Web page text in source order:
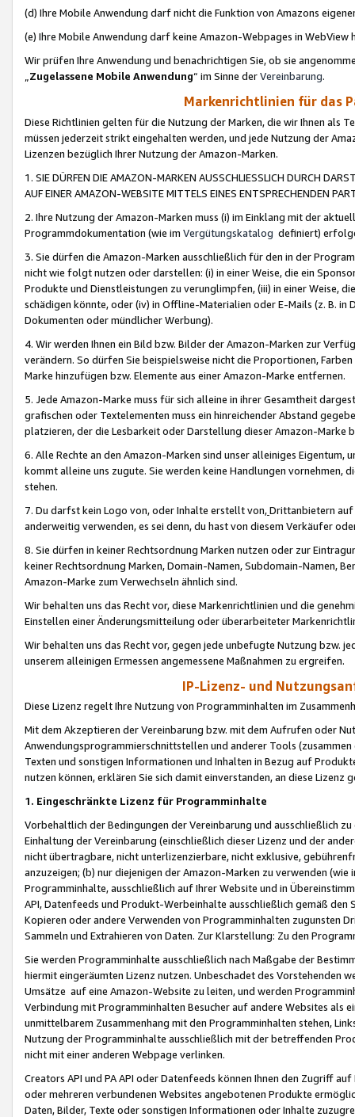
(d) Ihre Mobile Anwendung darf nicht die Funktion von Amazons
(e) Ihre Mobile Anwendung darf keine Amazon-Webpages in WebView
Wir prüfen Ihre Anwendung und benachrichtigen Sie, ob sie
„Zugelassene Mobile Anwendung“ im Sinne derVereinbarung.
Markenrichtlinien für das
Diese Richtlinien gelten für die Nutzung der Marken, die wir Ihnen als
müssen jederzeit strikt eingehalten werden, und jede Nutzung der
Lizenzen bezüglich Ihrer Nutzung der Amazon-Marken.
1. SIE DÜRFEN DIE AMAZON-MARKEN AUSSCHLIESSLICH DURCH
AUF EINER AMAZON-WEBSITE MITTELS EINES ENTSPRECHENDEN
2. Ihre Nutzung der Amazon-Marken muss (i) im Einklang mit der
Programmdokumentation (wie im Vergütungskatalog definiert)
3. Sie dürfen die Amazon-Marken ausschließlich für den in der
nicht wie folgt nutzen oder darstellen: (i) in einer Weise, die ein
Produkte und Dienstleistungen zu verunglimpfen, (iii) in einer Weise,
schädigen könnte, oder (iv) in Offline-Materialien oder E-Mails (z. B. in
Dokumenten oder mündlicher Werbung).
4. Wir werden Ihnen ein Bild bzw. Bilder der Amazon-Marken zur
verändern. So dürfen Sie beispielsweise nicht die Proportionen,
Marke hinzufügen bzw. Elemente aus einer Amazon-Marke entfernen.
5. Jede Amazon-Marke muss für sich alleine in ihrer Gesamtheit
grafischen oder Textelementen muss ein hinreichender Abstand
platzieren, der die Lesbarkeit oder Darstellung dieser Amazon-Marke
6. Alle Rechte an den Amazon-Marken sind unser alleiniges
kommt alleine uns zugute. Sie werden keine Handlungen vornehmen,
stehen.
7. Du darfst kein Logo von, oder Inhalte erstellt von,Drittanbietern auf
anderweitig verwenden, es sei denn, du hast von diesem Verkäufer
8. Sie dürfen in keiner Rechtsordnung Marken nutzen oder zur
keiner Rechtsordnung Marken, Domain-Namen, Subdomain-Namen,
Amazon-Marke zum Verwechseln ähnlich sind.
Wir behalten uns das Recht vor, diese Markenrichtlinien und die
Einstellen einer Änderungsmitteilung oder überarbeiteter
Wir behalten uns das Recht vor, gegen jede unbefugte Nutzung bzw.
unserem alleinigen Ermessen angemessene Maßnahmen zu ergreifen.
IP-Lizenz- und
Diese Lizenz regelt Ihre Nutzung von Programminhalten im
Mit dem Akzeptieren der Vereinbarung bzw. mit dem Aufrufen oder
Anwendungsprogrammierschnittstellen und anderer Tools (zusammen
Texten und sonstigen Informationen und Inhalten in Bezug auf
nutzen können, erklären Sie sich damit einverstanden, an diese Lizenz
1. Eingeschränkte Lizenz für Programminhalte
Vorbehaltlich der Bedingungen der Vereinbarung und ausschließlich
Einhaltung der Vereinbarung (einschließlich dieser Lizenz und der
nicht übertragbare, nicht unterlizenzierbare, nicht exklusive,
anzuzeigen; (b) nur diejenigen der Amazon-Marken zu verwenden
Programminhalte, ausschließlich auf Ihrer Website und in
API, Datenfeeds und Produkt-Werbeinhalte ausschließlich gemäß
Kopieren oder andere Verwenden von Programminhalten zugunsten
Sammeln und Extrahieren von Daten. Zur Klarstellung: Zu den
Sie werden Programminhalte ausschließlich nach Maßgabe der
hiermit eingeräumten Lizenz nutzen. Unbeschadet des Vorstehenden
Umsätze auf eine Amazon-Website zu leiten, und werden
Verbindung mit Programminhalten Besucher auf andere Websites als
unmittelbarem Zusammenhang mit den Programminhalten stehen,
Nutzung der Programminhalte ausschließlich mit der betreffenden
nicht mit einer anderen Webpage verlinken.
Creators API und PA API oder Datenfeeds können Ihnen den Zugriff
oder mehreren verbundenen Websites angebotenen Produkte
Daten, Bilder, Texte oder sonstigen Informationen oder Inhalte